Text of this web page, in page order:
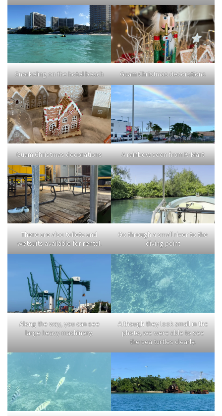
Snorkeling on the hotel beach Guam Christmas decorations
Guam Christmas decorations A rainbow seen from K-Mart
There are also toilets and
wetsuits available for rental.
Go through a small river to the
diving point
Along the way, you can see
large heavy machinery.
Although they look small in the
photo, we were able to see
the sea turtles clearly.